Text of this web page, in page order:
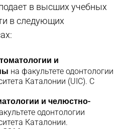
в высших учебных
в следующих
и
на факультете одонтологии
Каталонии (UIC). С
и челюстно-
одонтологии
Каталонии.